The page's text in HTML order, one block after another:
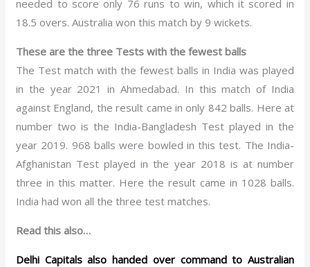
needed to score only 76 runs to win, which it scored in
18.5 overs. Australia won this match by 9 wickets.
These are the three Tests with the fewest balls
The Test match with the fewest balls in India was played
in the year 2021 in Ahmedabad. In this match of India
against England, the result came in only 842 balls. Here at
number two is the India-Bangladesh Test played in the
year 2019. 968 balls were bowled in this test. The India-
Afghanistan Test played in the year 2018 is at number
three in this matter. Here the result came in 1028 balls.
India had won all the three test matches.
Read this also…
Delhi Capitals also handed over command to Australian